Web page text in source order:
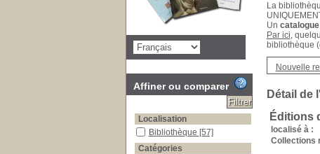
La
Un
Par ici,
bibliothèque
Nouvelle
Détail de
Éditions
localisé à :
Collections
Affiner ou comparer
Localisation
Bibliothèque [57]
Catégories